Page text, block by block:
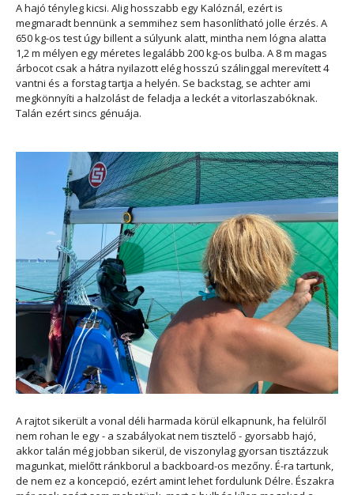
A hajó tényleg kicsi. Alig hosszabb egy Kalóznál, ezért is
megmaradt bennünk a semmihez sem hasonlítható jolle érzés. A
650 kg-os test úgy billent a súlyunk alatt, mintha nem lógna alatta
1,2 m mélyen egy méretes legalább 200 kg-os bulba. A 8 m magas
árbocot csak a hátra nyilazott elég hosszú szálinggal merevített 4
vantni és a forstag tartja a helyén. Se backstag, se achter ami
megkönnyíti a halzolást de feladja a leckét a vitorlaszabóknak.
Talán ezért sincs génuája.
A rajtot sikerült a vonal déli harmada körül elkapnunk, ha felülről
nem rohan le egy - a szabályokat nem tisztelő - gyorsabb hajó,
akkor talán még jobban sikerül, de viszonylag gyorsan tisztázzuk
magunkat, mielőtt ránkborul a backboard-os mezőny. É-ra tartunk,
de nem ez a koncepció, ezért amint lehet fordulunk Délre. Északra